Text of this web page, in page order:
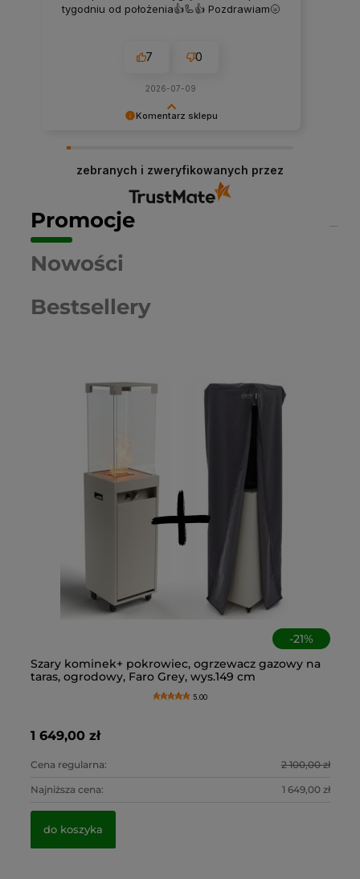
Komentarz sklepu
jakość naszych usług. Mamy nadzieję, że już
teraz sprostaliśmy Twoim wymaganiom i wrócisz
do nas ponownie.
tygodniu od położenia👍🦾👍 Pozdrawiam🌝
7 0
2026-07-09
zebranych i zweryfikowanych przez
Promocje
Nowości
Bestsellery
-21%
Szary kominek+ pokrowiec, ogrzewacz gazowy na
taras, ogrodowy, Faro Grey, wys.149 cm
5.00
1 649,00 zł
Cena regularna: 2 100,00 zł
Najniższa cena: 1 649,00 zł
do koszyka